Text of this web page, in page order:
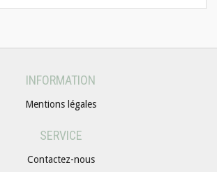
INFORMATION
Mentions légales
SERVICE
Contactez-nous